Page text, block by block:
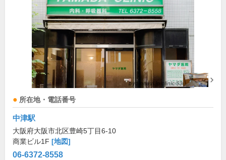
所在地・電話番号
中津駅
大阪府大阪市北区豊崎5丁目6-10
商業ビル1F [地図]
06-6372-8558